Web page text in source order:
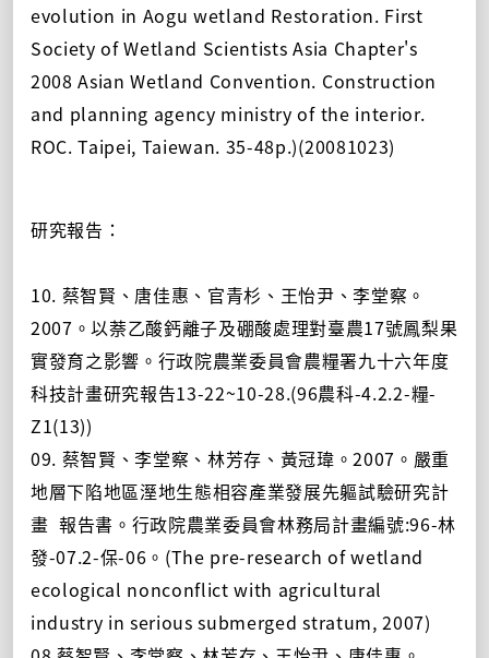
evolution in Aogu wetland Restoration. First
Society of Wetland Scientists Asia Chapter's
2008 Asian Wetland Convention. Construction
and planning agency ministry of the interior.
ROC. Taipei, Taiewan. 35-48p.)(20081023)
研究報告：
10. 蔡智賢、唐佳惠、官青杉、王怡尹、李堂察。
2007。以萘乙酸鈣離子及硼酸處理對臺農17號鳳梨果
實發育之影響。行政院農業委員會農糧署九十六年度
科技計畫研究報告13-22~10-28.(96農科-4.2.2-糧-
Z1(13))
09. 蔡智賢、李堂察、林芳存、黃冠瑋。2007。嚴重
地層下陷地區溼地生態相容產業發展先軀試驗研究計
畫 報告書。行政院農業委員會林務局計畫編號:96-林
發-07.2-保-06。(The pre-research of wetland
ecological nonconflict with agricultural
industry in serious submerged stratum, 2007)